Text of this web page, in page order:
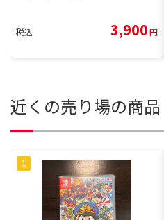
税込 3,900円
近くの売り場の商品